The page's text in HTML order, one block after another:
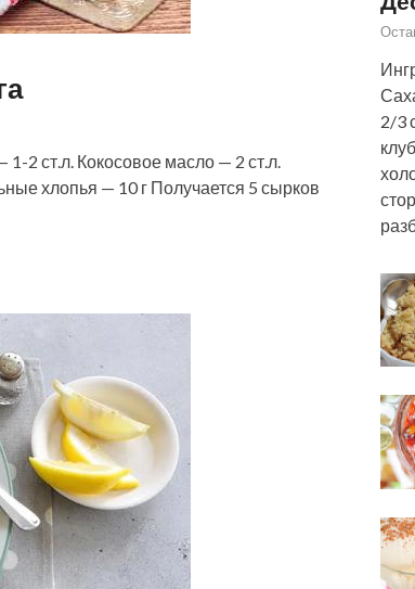
2 ст.л. Кокосовое масло — 2 ст.л.
хлопья — 10 г Получается 5 сырков
2/3